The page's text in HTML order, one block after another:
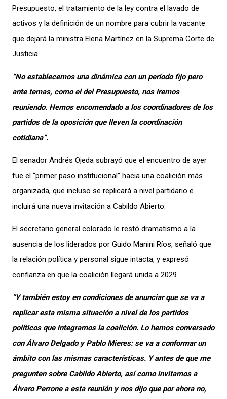
Presupuesto, el tratamiento de la ley contra el lavado de
activos y la definición de un nombre para cubrir la vacante
que dejará la ministra Elena Martínez en la Suprema Corte de
Justicia.
“No establecemos una dinámica con un período fijo pero
ante temas, como el del Presupuesto, nos iremos
reuniendo. Hemos encomendado a los coordinadores de los
partidos de la oposición que lleven la coordinación
cotidiana”.
El senador Andrés Ojeda subrayó que el encuentro de ayer
fue el “primer paso institucional” hacia una coalición más
organizada, que incluso se replicará a nivel partidario e
incluirá una nueva invitación a Cabildo Abierto.
El secretario general colorado le restó dramatismo a la
ausencia de los liderados por Guido Manini Ríos, señaló que
la relación política y personal sigue intacta, y expresó
confianza en que la coalición llegará unida a 2029.
“Y también estoy en condiciones de anunciar que se va a
replicar esta misma situación a nivel de los partidos
políticos que integramos la coalición. Lo hemos conversado
con Álvaro Delgado y Pablo Mieres: se va a conformar un
ámbito con las mismas características. Y antes de que me
pregunten sobre Cabildo Abierto, así como invitamos a
Álvaro Perrone a esta reunión y nos dijo que por ahora no,